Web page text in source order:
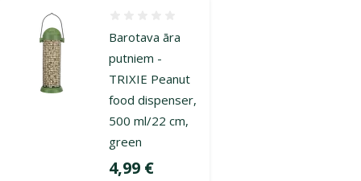
Barotava āra
putniem -
TRIXIE Peanut
food dispenser,
500 ml/22 cm,
green
Cena
4,99 €